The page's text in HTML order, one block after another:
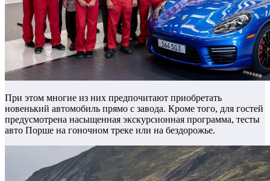
При этом многие из них предпочитают приобретать
новенький автомобиль прямо с завода. Кроме того, для гостей
предусмотрена насыщенная экскурсионная программа, тесты
авто Порше на гоночном треке или на бездорожье.